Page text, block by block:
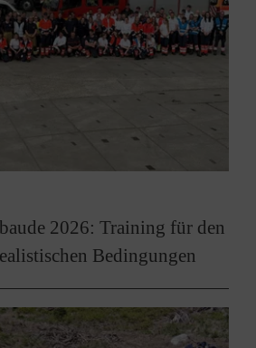
2026: Training für den
Bedingungen